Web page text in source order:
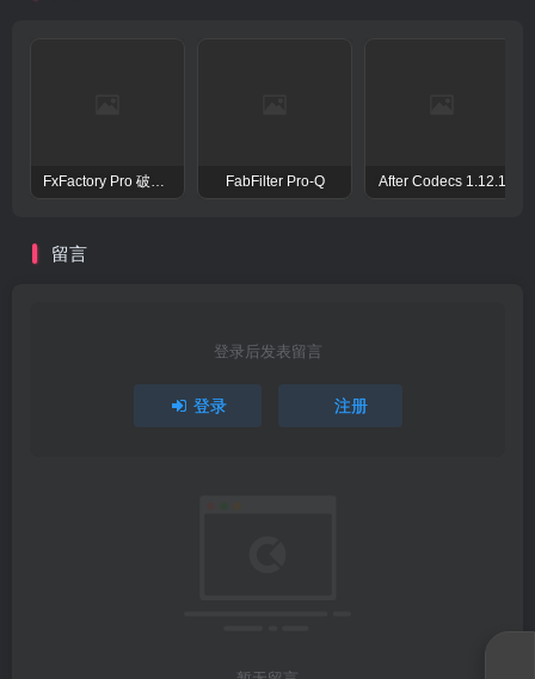
FxFactory Pro 破解版 视觉效果插件工具包 FabFilter Pro-Q After Codecs 1.12.1
留言
登录后发表留言
登录 注册